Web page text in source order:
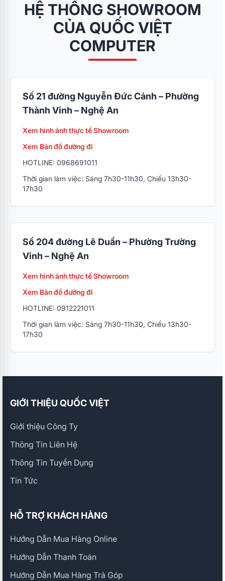
HỆ THỐNG SHOWROOM
CỦA QUỐC VIỆT
COMPUTER
Số 21 đường Nguyễn Đức Cảnh – Phường
Thành Vinh – Nghệ An
Xem hình ảnh thực tế Showroom
Xem Bản đồ đường đi
HOTLINE: 0968691011
Thời gian làm việc: Sáng 7h30-11h30, Chiều 13h30-
17h30
Số 204 đường Lê Duẩn – Phường Trường
Vinh – Nghệ An
Xem hình ảnh thực tế Showroom
Xem Bản đồ đường đi
HOTLINE: 0912221011
Thời gian làm việc: Sáng 7h30-11h30, Chiều 13h30-
17h30
GIỚI THIỆU QUỐC VIỆT
Giới thiệu Công Ty
Thông Tin Liên Hệ
Thông Tin Tuyển Dụng
Tin Tức
HỖ TRỢ KHÁCH HÀNG
Hướng Dẫn Mua Hàng Online
Hướng Dẫn Thanh Toán
Hướng Dẫn Mua Hàng Trả Góp